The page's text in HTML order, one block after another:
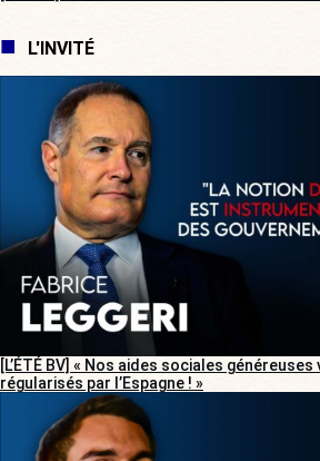
L'INVITÉ
[L’ÉTÉ BV] « Nos aides sociales
régularisés par l’Espagne ! »